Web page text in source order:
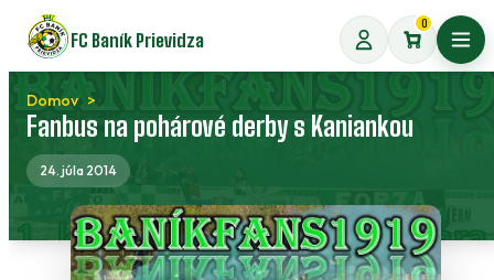
Preskočiť
na
obsah
FC Baník Prievidza
0
Domov
Fanbus na pohárové derby s Kaniankou
24. júla 2014